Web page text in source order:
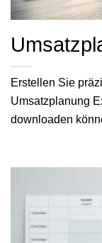
Erstellen Sie
Umsatzplanung
downloaden